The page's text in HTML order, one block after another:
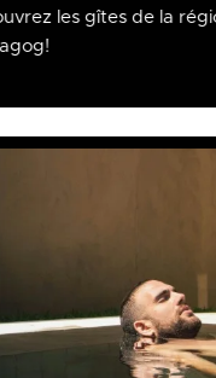
les gîtes de la